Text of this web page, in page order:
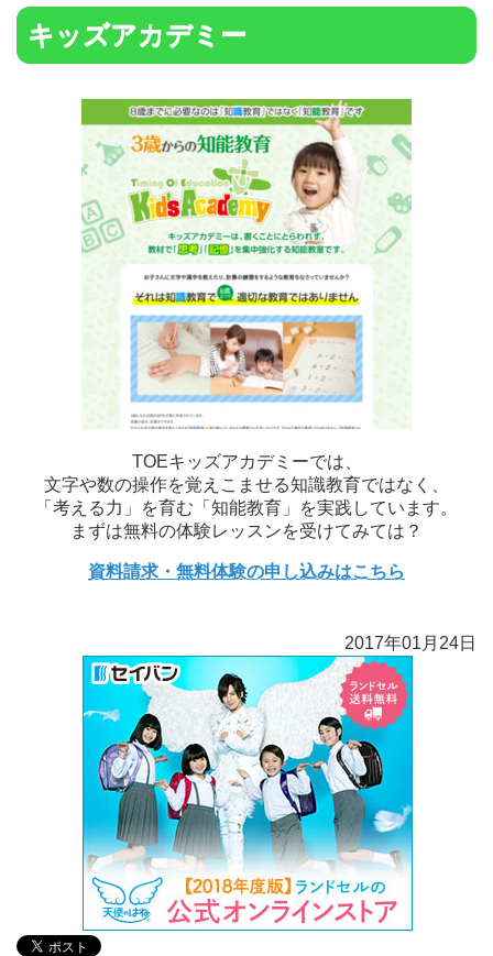
キッズアカデミー
TOEキッズアカデミーでは、
文字や数の操作を覚えこませる知識教育ではなく、
「考える力」を育む「知能教育」を実践しています。
まずは無料の体験レッスンを受けてみては？
資料請求・無料体験の申し込みはこちら
2017年01月24日